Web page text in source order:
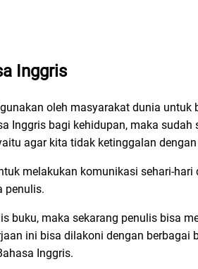
Inggris
oleh masyarakat dunia untuk
Inggris bagi kehidupan, maka
agar kita tidak ketinggalan
melakukan komunikasi sehari-
penulis.
buku, maka sekarang penulis bisa
ini bisa dilakoni dengan berbagai
Inggris.